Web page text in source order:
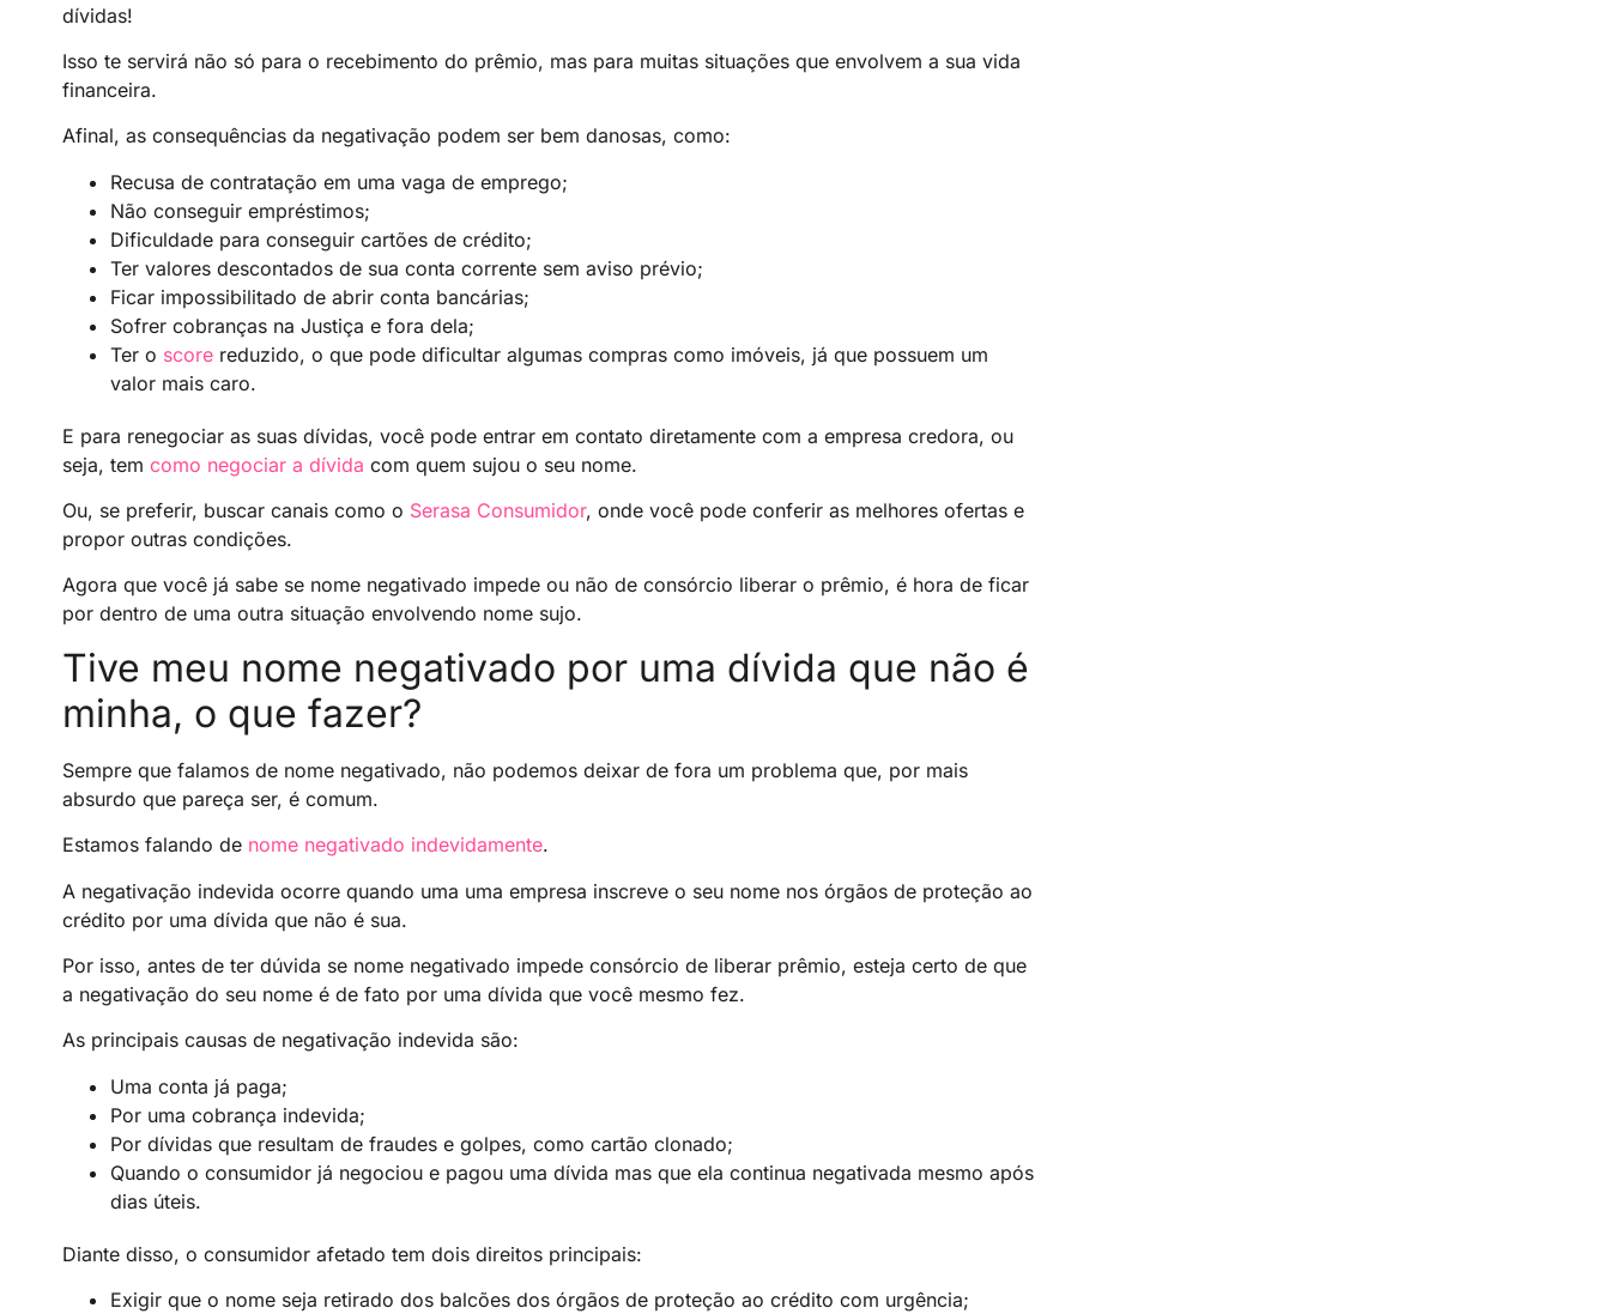
dívidas!
Isso te servirá não só para o recebimento do prêmio, mas para muitas situações que envolvem a sua vida
financeira.
Afinal, as consequências da negativação podem ser bem danosas, como:
Recusa de contratação em uma vaga de emprego;
Não conseguir empréstimos;
Dificuldade para conseguir cartões de crédito;
Ter valores descontados de sua conta corrente sem aviso prévio;
Ficar impossibilitado de abrir conta bancárias;
Sofrer cobranças na Justiça e fora dela;
Ter o score reduzido, o que pode dificultar algumas compras como imóveis, já que possuem um
valor mais caro.
E para renegociar as suas dívidas, você pode entrar em contato diretamente com a empresa credora, ou
seja, tem como negociar a dívida com quem sujou o seu nome.
Ou, se preferir, buscar canais como o Serasa Consumidor, onde você pode conferir as melhores ofertas e
propor outras condições.
Agora que você já sabe se nome negativado impede ou não de consórcio liberar o prêmio, é hora de ficar
por dentro de uma outra situação envolvendo nome sujo.
Tive meu nome negativado por uma dívida que não é
minha, o que fazer?
Sempre que falamos de nome negativado, não podemos deixar de fora um problema que, por mais
absurdo que pareça ser, é comum.
Estamos falando de nome negativado indevidamente.
A negativação indevida ocorre quando uma uma empresa inscreve o seu nome nos órgãos de proteção ao
crédito por uma dívida que não é sua.
Por isso, antes de ter dúvida se nome negativado impede consórcio de liberar prêmio, esteja certo de que
a negativação do seu nome é de fato por uma dívida que você mesmo fez.
As principais causas de negativação indevida são:
Uma conta já paga;
Por uma cobrança indevida;
Por dívidas que resultam de fraudes e golpes, como cartão clonado;
Quando o consumidor já negociou e pagou uma dívida mas que ela continua negativada mesmo após
dias úteis.
Diante disso, o consumidor afetado tem dois direitos principais:
Exigir que o nome seja retirado dos balcões dos órgãos de proteção ao crédito com urgência;